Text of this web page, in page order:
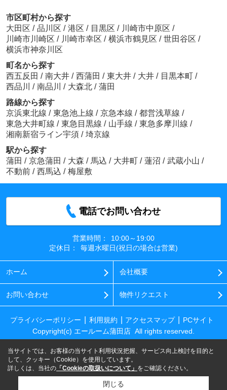
市区町村から探す
大田区 / 品川区 / 港区 / 目黒区 / 川崎市中原区 /
川崎市川崎区 / 川崎市幸区 / 横浜市鶴見区 / 世田谷区 /
横浜市神奈川区
町名から探す
西五反田 / 南大井 / 西蒲田 / 東大井 / 大井 / 目黒本町 /
西品川 / 南品川 / 大森北 / 蒲田
路線から探す
京浜東北線 / 東急池上線 / 京急本線 / 都営浅草線 /
東急大井町線 / 東急目黒線 / 山手線 / 東急多摩川線 /
湘南新宿ライン宇須 / 埼京線
駅から探す
蒲田 / 京急蒲田 / 大森 / 馬込 / 大井町 / 蓮沼 / 武蔵小山 /
不動前 / 西馬込 / 梅屋敷
電話でお問い合わせ
営業時間：
10:00～19:00
定休日：
毎週水曜日(祝日の場合は営業)
ホーム 会社概要
お問い合わせ 物件リクエスト
プライバシーポリシー 利用規約 アクセスマップ
PCサイト
Copyright(c) エールーム蒲田店 All rights reserved.
当サイトでは、お客様の当サイト利用状況把握、サービス向上検討を目的と
して、クッキー（Cookie）を使用しています。
詳しくは、当社の 「Cookieの取扱いについて」 をご確認ください。
閉じる